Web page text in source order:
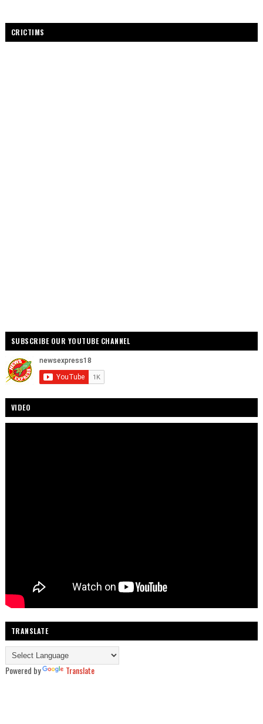
CRICTIMS
SUBSCRIBE OUR YOUTUBE CHANNEL
VIDEO
TRANSLATE
Powered by Translate